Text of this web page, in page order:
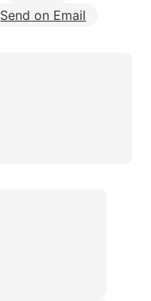
Send on Email